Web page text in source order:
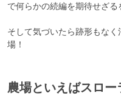
で何らかの続編を期待せざる
そして気づいたら跡形もな
場！
農場といえばスロー